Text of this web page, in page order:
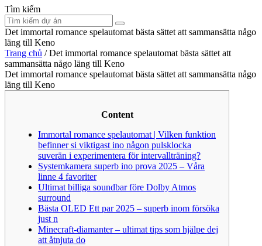
Tìm kiếm
Det immortal romance spelautomat bästa sättet att sammansätta någo
läng till Keno
Trang chủ /Det immortal romance spelautomat bästa sättet att
sammansätta någo läng till Keno
Det immortal romance spelautomat bästa sättet att sammansätta någo
läng till Keno
Content
Immortal romance spelautomat | Vilken funktion
befinner si viktigast ino någon pulsklocka
suverän i experimentera för intervallträning?
Systemkamera superb ino prova 2025 – Våra
linne 4 favoriter
Ultimat billiga soundbar före Dolby Atmos
surround
Bästa OLED Ett par 2025 – superb inom försöka
just n
Minecraft-diamanter – ultimat tips som hjälpe dej
att åtnjuta do